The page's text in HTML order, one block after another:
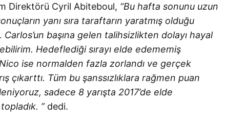
Direktörü Cyril Abiteboul, “Bu hafta sonunu uzun
yanı sıra taraftarın yaratmış olduğu
başına gelen talihsizlikten dolayı hayal
Hedeflediği sırayı elde edememiş
ise normalden fazla zorlandı ve gerçek
çıkarttı. Tüm bu şanssızlıklara rağmen puan
sadece 8 yarışta 2017’de elde
”dedi.